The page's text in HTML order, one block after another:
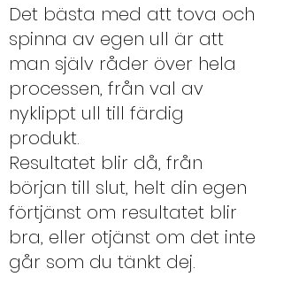
Det bästa med att tova och
spinna av egen ull är att
man själv råder över hela
processen, från val av
nyklippt ull till färdig
produkt.
Resultatet blir då, från
början till slut, helt din egen
förtjänst om resultatet blir
bra, eller otjänst om det inte
går som du tänkt dej.